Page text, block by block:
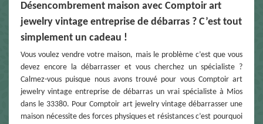
Désencombrement maison avec Comptoir art
jewelry vintage entreprise de débarras ? C’est tout
simplement un cadeau !
Vous voulez vendre votre maison, mais le problème c’est que vous
devez encore la débarrasser et vous cherchez un spécialiste ?
Calmez-vous puisque nous avons trouvé pour vous Comptoir art
jewelry vintage entreprise de débarras un vrai spécialiste à Mios
dans le 33380. Pour Comptoir art jewelry vintage débarrasser une
maison nécessite des forces physiques et résistances c’est pourquoi